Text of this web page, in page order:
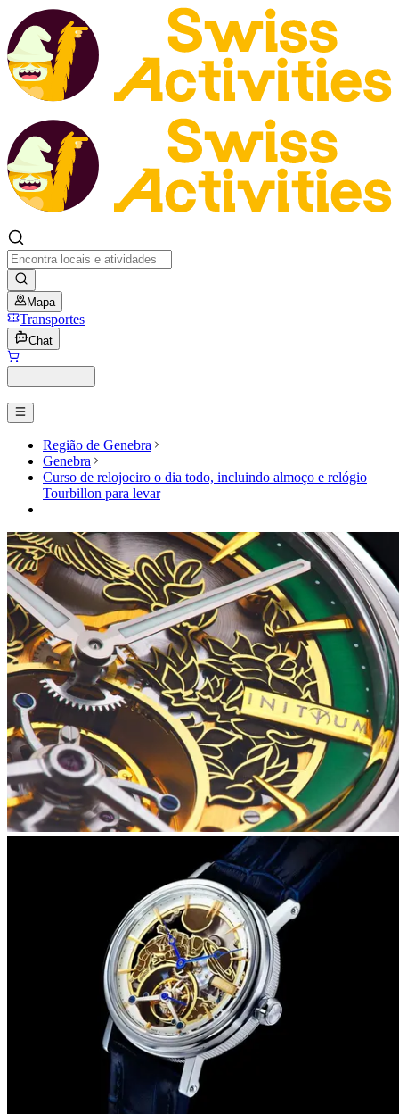
Mapa
Transportes
Chat
Região de Genebra
Genebra
Curso de relojoeiro o dia todo, incluindo almoço e relógio
Tourbillon para levar